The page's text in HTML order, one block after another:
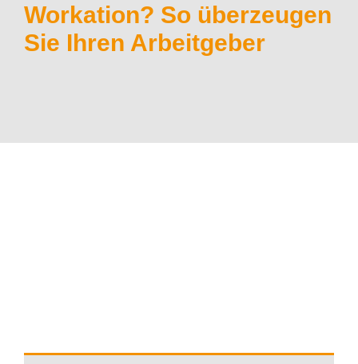
Workation? So überzeugen
Sie Ihren Arbeitgeber